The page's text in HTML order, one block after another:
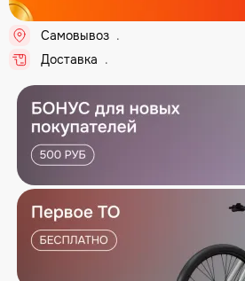
Самовывоз ..
Доставка ..